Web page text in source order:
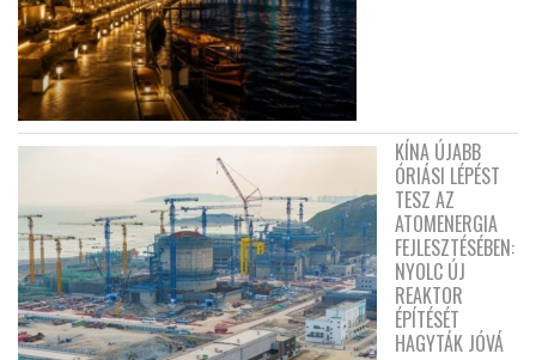
KÍNA ÚJABB
ÓRIÁSI LÉPÉST
TESZ AZ
ATOMENERGIA
FEJLESZTÉSÉBEN:
NYOLC ÚJ
REAKTOR
ÉPÍTÉSÉT
HAGYTÁK JÓVÁ